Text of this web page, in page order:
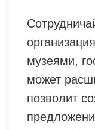
музеями,
может
позволит